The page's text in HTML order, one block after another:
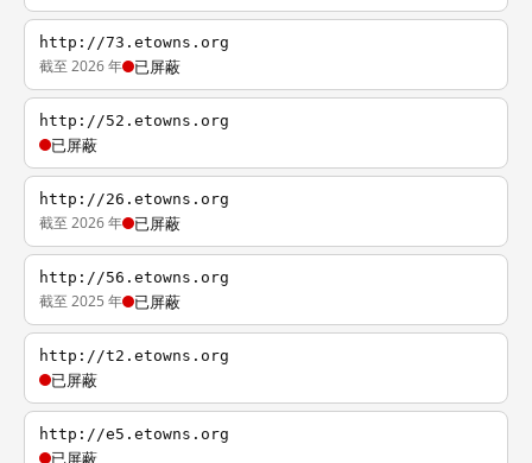
http://73.etowns.org
截至 2026 年 已屏蔽
http://52.etowns.org
已屏蔽
http://26.etowns.org
截至 2026 年 已屏蔽
http://56.etowns.org
截至 2025 年 已屏蔽
http://t2.etowns.org
已屏蔽
http://e5.etowns.org
已屏蔽